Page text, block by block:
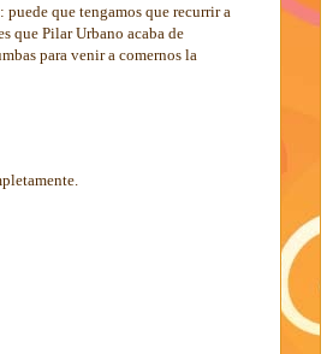
que tengamos que recurrir a
que Pilar Urbano acaba de
para venir a comernos la